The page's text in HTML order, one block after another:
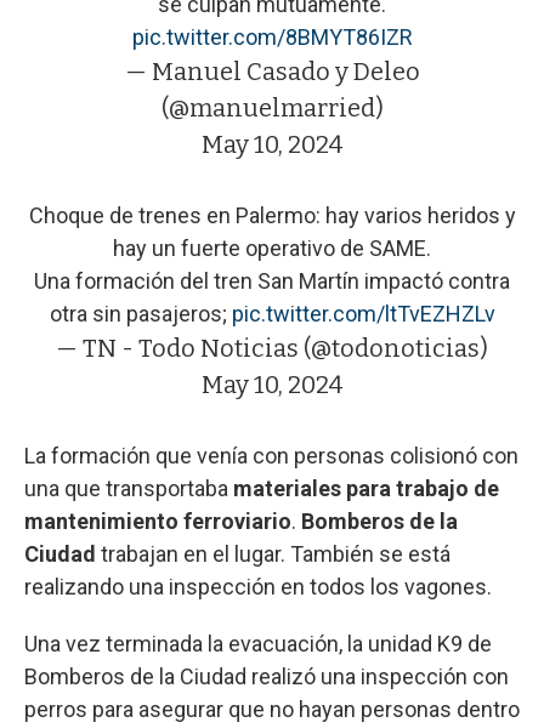
pic.twitter.com/8BMYT86IZR
— Manuel Casado y Deleo
(@manuelmarried)
May 10, 2024
Choque de trenes en Palermo: hay varios heridos y
hay un fuerte operativo de SAME.
Una formación del tren San Martín impactó contra
otra sin pasajeros; pic.twitter.com/ltTvEZHZLv
— TN - Todo Noticias (@todonoticias)
May 10, 2024
La formación que venía con personas colisionó con
una que transportaba materiales para trabajo de
mantenimiento ferroviario. Bomberos de la
Ciudad trabajan en el lugar. También se está
realizando una inspección en todos los vagones.
Una vez terminada la evacuación, la unidad K9 de
Bomberos de la Ciudad realizó una inspección con
perros para asegurar que no hayan personas dentro